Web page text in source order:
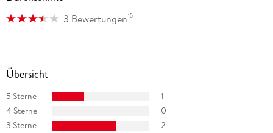
3 Bewertungen15
Übersicht
5 Sterne
1
4 Sterne
0
3 Sterne
2